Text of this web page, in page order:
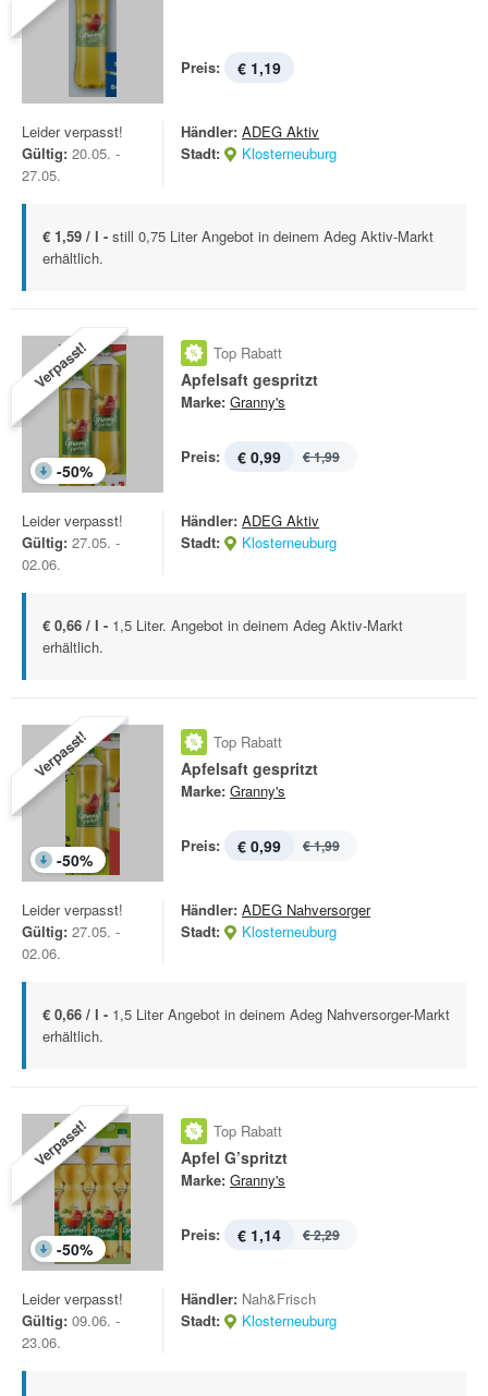
Preis: € 1,19
Leider verpasst!
Gültig: 20.05. -
27.05.
Händler: ADEG Aktiv
Stadt:
Klosterneuburg
€ 1,59 / l - still 0,75 Liter Angebot in deinem Adeg Aktiv-Markt
erhältlich.
Verpasst!
-50%
Top Rabatt
Apfelsaft gespritzt
Marke: Granny's
Preis: € 0,99 € 1,99
Leider verpasst!
Gültig: 27.05. -
02.06.
Händler: ADEG Aktiv
Stadt:
Klosterneuburg
€ 0,66 / l - 1,5 Liter. Angebot in deinem Adeg Aktiv-Markt
erhältlich.
Verpasst!
-50%
Top Rabatt
Apfelsaft gespritzt
Marke: Granny's
Preis: € 0,99 € 1,99
Leider verpasst!
Gültig: 27.05. -
02.06.
Händler: ADEG Nahversorger
Stadt:
Klosterneuburg
€ 0,66 / l - 1,5 Liter Angebot in deinem Adeg Nahversorger-Markt
erhältlich.
Verpasst!
-50%
Top Rabatt
Apfel G’spritzt
Marke: Granny's
Preis: € 1,14 € 2,29
Leider verpasst!
Gültig: 09.06. -
23.06.
Händler: Nah&Frisch
Stadt:
Klosterneuburg